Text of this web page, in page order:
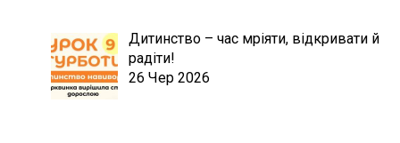
Дитинство – час мріяти, відкривати й
радіти!
26 Чер 2026